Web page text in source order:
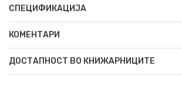
СПЕЦИФИКАЦИЈА
КОМЕНТАРИ
ДОСТАПНОСТ ВО КНИЖАРНИЦИТЕ